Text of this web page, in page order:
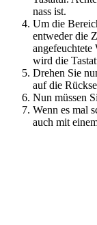
nass ist.
Um die
entweder die
angefeuchtete
wird die
Drehen Sie
auf die
Nun müssen
Wenn es mal
auch mit